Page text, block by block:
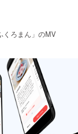
くろまん」のMV